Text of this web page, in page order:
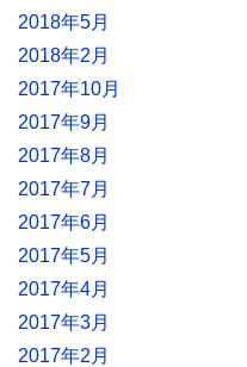
2018年5月
2018年2月
2017年10月
2017年9月
2017年8月
2017年7月
2017年6月
2017年5月
2017年4月
2017年3月
2017年2月